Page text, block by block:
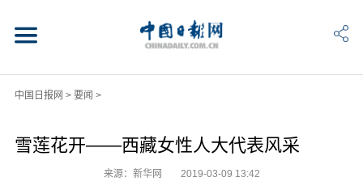
中国日报网 > 要闻 >
雪莲花开——西藏女性人大代表风采
来源：新华网 2019-03-09 13:42